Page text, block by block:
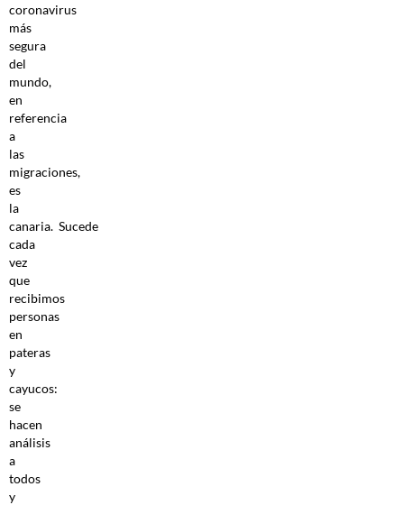
coronavirus
más
segura
del
mundo,
en
referencia
a
las
migraciones,
es
la
canaria. Sucede
cada
vez
que
recibimos
personas
en
pateras
y
cayucos:
se
hacen
análisis
a
todos
y